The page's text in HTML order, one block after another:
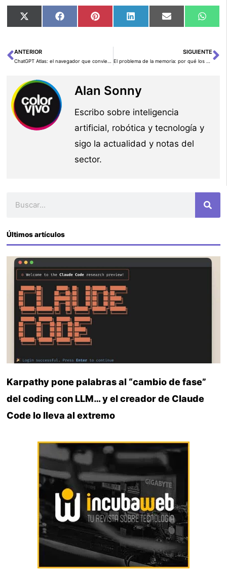
Compartir
en
X
(Twitter)
Compartir
en
FacebookCompartir
en
PinterestCompartir
en
LinkedInCompartir
en
Email
en
Ant
ANTERIOR SIGUIENTE
Alan Sonny
Escribo sobre inteligencia
artificial, robótica y tecnología y
sigo la actualidad y notas del
sector.
Últimos artículos
Karpathy pone palabras al “cambio de fase”
del coding con LLM… y el creador de Claude
Code lo lleva al extremo